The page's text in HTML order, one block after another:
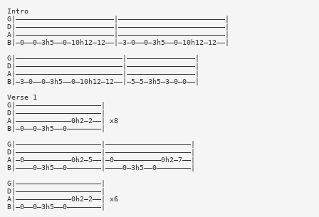
Intro
G|———————————————————————|—————————————————————————|
D|———————————————————————|—————————————————————————|
A|———————————————————————|—————————————————————————|
B|—0——0—3h5——0—10h12—12——|—3—0——0—3h5——0—10h12—12——|
G|—————————————————————————|————————————————|
D|—————————————————————————|————————————————|
A|—————————————————————————|————————————————|
B|—3—0——0—3h5——0—10h12—12——|—5—5—3h5—3—0—0——|
Verse 1
G|————————————————————|
D|————————————————————|
A|—————————————0h2—2——| x8
B|—0——0—3h5——0————————|
G|————————————————————|————————————————————|
D|————————————————————|————————————————————|
A|—0———————————0h2—5——|—0———————————0h2—7——|
B|————0—3h5——0————————|————0—3h5——0————————|
G|————————————————————|
D|————————————————————|
A|—————————————0h2—2——| x6
B|—0——0—3h5——0————————|